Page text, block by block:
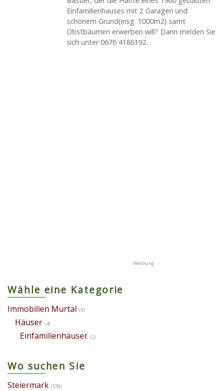
Einfamilienhauses mit 2 Garagen und
schönem Grund(insg. 1000m2) samt
Obstbäumen erwerben will? Dann melden Sie
sich unter 0676 4186192.
Wähle eine Kategorie
Immobilien Murtal (9)
Häuser (4)
Einfamilienhäuser (2)
Wo suchen Sie
Steiermark (578)